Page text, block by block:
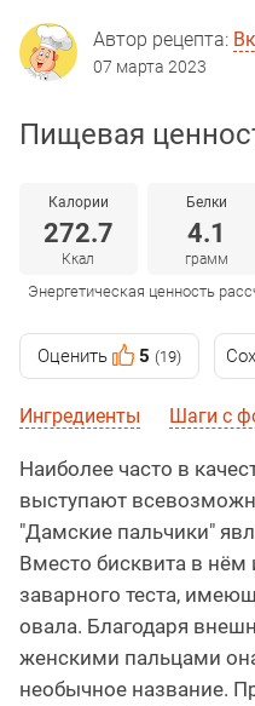
Автор рецепта:
07 марта 2023
Пищевая
Калории
272.7
Ккал
Белки
4.1
грамм
Энергетическая ценность
Оценить 5 (19)
Ингредиенты Шаги с
Наиболее часто в
выступают
"Дамские пальчики"
Вместо бисквита в нём
заварного теста,
овала. Благодаря
женскими пальцами
необычное название.